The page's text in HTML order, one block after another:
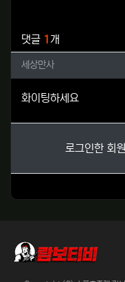
댓글 1개
세상만사님의
세상만사
화이팅하세요
로그인한 회